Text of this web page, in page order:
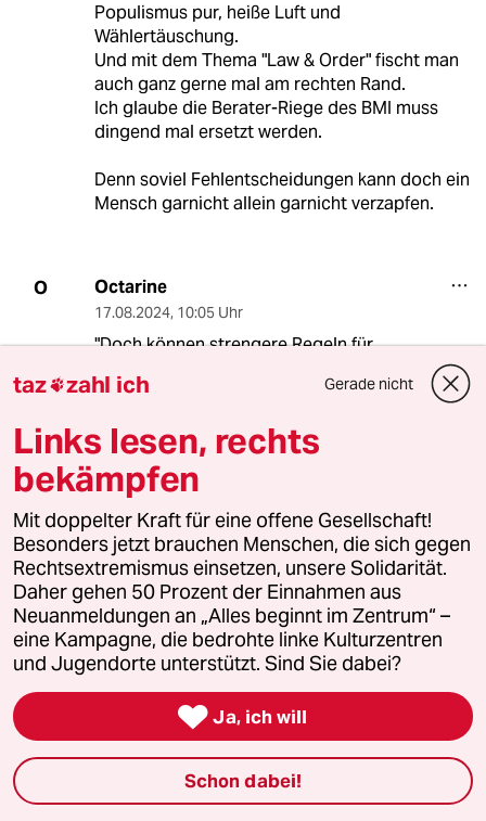
Populismus pur, heiße Luft und
Wählertäuschung.
Und mit dem Thema "Law & Order" fischt man
auch ganz gerne mal am rechten Rand.
Ich glaube die Berater-Riege des BMI muss
dingend mal ersetzt werden.
Denn soviel Fehlentscheidungen kann doch ein
Mensch garnicht allein garnicht verzapfen.
O Octarine
17.08.2024, 10:05 Uhr
"Doch können strengere Regeln für
Gewalt lösen? Natürlich nicht. Viele gefährliche
sind ja sowieso verboten, und das überall. "
Das kann man nicht oft genug schreiben und
sagen.
Unser Problem ist die Politik, die Wirklichkeit
leugnet und in ideologischen Phantasien und
heillosem Aktionismus Zuflucht findet. Gut ist
auch Law and Order Selbstdarstellung am
besten mit Sheriffstern oder Schlagstock.
Realistisch und vernünftig, und deshalb nicht
möglich, ist mehr Prävention, mehr Präsenz vor
Ort, aber mehr Stellen in der Justiz.
eigene Tun und Unterlassen, wie im Falle
Vardar - siehe taz - zu übernehmen, daraus zu
taz zahl ich Gerade nicht
Links lesen, rechts
bekämpfen
Mit doppelter Kraft für eine offene Gesellschaft!
Besonders jetzt brauchen Menschen, die sich gegen
Rechtsextremismus einsetzen, unsere Solidarität.
Daher gehen 50 Prozent der Einnahmen aus
Neuanmeldungen an „Alles beginnt im Zentrum“ –
eine Kampagne, die bedrohte linke Kulturzentren
und Jugendorte unterstützt. Sind Sie dabei?
 Ja, ich will
Schon dabei!